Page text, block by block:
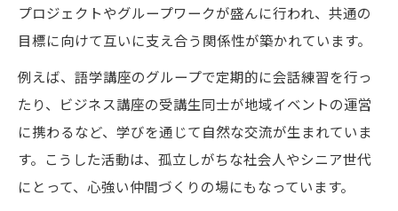
プロジェクトやグループワークが盛んに行われ、共通の
目標に向けて互いに支え合う関係性が築かれています。
例えば、語学講座のグループで定期的に会話練習を行っ
たり、ビジネス講座の受講生同士が地域イベントの運営
に携わるなど、学びを通じて自然な交流が生まれていま
す。こうした活動は、孤立しがちな社会人やシニア世代
にとって、心強い仲間づくりの場にもなっています。